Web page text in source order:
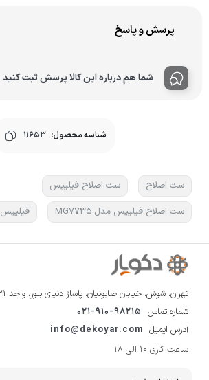
پرسش و پاسخ
شما هم درباره این کالا پرسش ثبت کنید
شناسه محصول: 11653
ست اصلاح
ست اصلاح فیلیپس
ست اصلاح فیلیپس مدل MG7735
فیلیپس
تهران، شوش، خیابان صابونیان، پاساژ دنیای بلور، واحد D21
شماره تماس 021-910-98215
آدرس ایمیل info@dekoyar.com
ساعت کاری 10 الی 18